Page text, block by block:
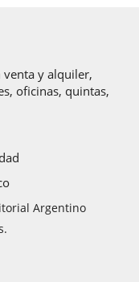
venta y alquiler,
oficinas, quintas,
Argentino